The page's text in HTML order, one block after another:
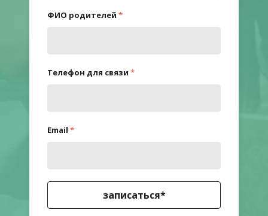
ФИО родителей *
Телефон для связи *
Email *
записаться*